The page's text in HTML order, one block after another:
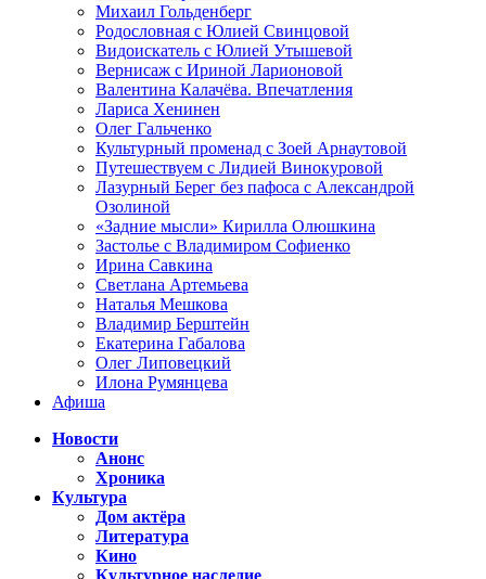
Михаил Гольденберг
Родословная с Юлией Свинцовой
Видоискатель с Юлией Утышевой
Вернисаж с Ириной Ларионовой
Валентина Калачёва. Впечатления
Лариса Хенинен
Олег Гальченко
Культурный променад с Зоей Арнаутовой
Путешествуем с Лидией Винокуровой
Лазурный Берег без пафоса с Александрой
Озолиной
«Задние мысли» Кирилла Олюшкина
Застолье с Владимиром Софиенко
Ирина Савкина
Светлана Артемьева
Наталья Мешкова
Владимир Берштейн
Екатерина Габалова
Олег Липовецкий
Илона Румянцева
Афиша
Новости
Анонс
Хроника
Культура
Дом актёра
Литература
Кино